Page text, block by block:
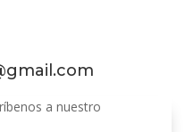
a nuestro